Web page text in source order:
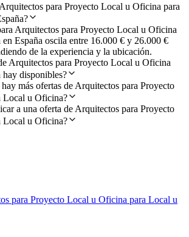
para Proyecto Local u Oficina para
Arquitectos para Proyecto Local u Oficina
España oscila entre 16.000 € y 26.000 €
de la experiencia y la ubicación.
Arquitectos para Proyecto Local u Oficina
disponibles?
más ofertas de Arquitectos para Proyecto
Local u Oficina?
a una oferta de Arquitectos para Proyecto
Local u Oficina?
para Proyecto Local u Oficina para Local u